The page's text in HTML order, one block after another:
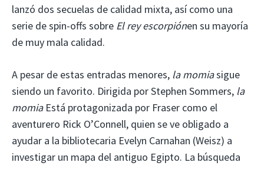
lanzó dos secuelas de calidad mixta, así como una
serie de spin-offs sobre El rey escorpiónen su mayoría
de muy mala calidad.
A pesar de estas entradas menores, la momiasigue
siendo un favorito. Dirigida por Stephen Sommers, la
momiaEstá protagonizada por Fraser como el
aventurero Rick O’Connell, quien se ve obligado a
ayudar a la bibliotecaria Evelyn Carnahan (Weisz) a
investigar un mapa del antiguo Egipto. La búsqueda